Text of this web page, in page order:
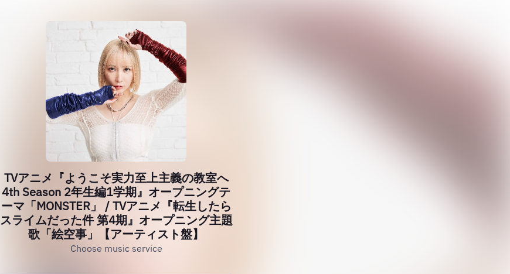
TVアニメ『ようこそ実力至上主義の教室へ
4th Season 2年生編1学期』オープニングテ
ーマ「MONSTER」 / TVアニメ『転生したら
スライムだった件 第4期』オープニング主題
歌「絵空事」【アーティスト盤】
Choose music service